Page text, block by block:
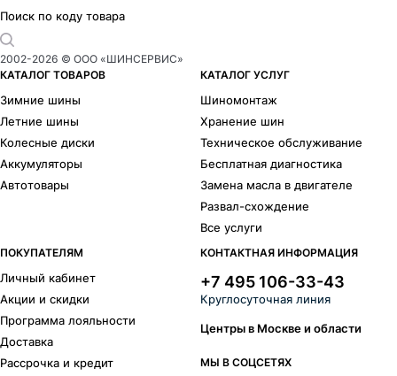
Поиск по коду товара
2002-2026 © ООО «ШИНСЕРВИС»
КАТАЛОГ ТОВАРОВ
Зимние шины
Летние шины
Колесные диски
Аккумуляторы
Автотовары
КАТАЛОГ УСЛУГ
Шиномонтаж
Хранение шин
Техническое обслуживание
Бесплатная диагностика
Замена масла в двигателе
Развал-схождение
Все услуги
ПОКУПАТЕЛЯМ
Личный кабинет
Акции и скидки
Программа лояльности
Доставка
Рассрочка и кредит
КОНТАКТНАЯ ИНФОРМАЦИЯ
+7 495 106-33-43
Круглосуточная линия
Центры в Москве и области
МЫ В СОЦСЕТЯХ